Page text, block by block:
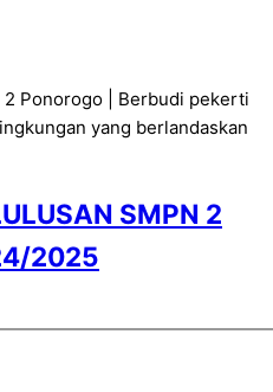
2 Ponorogo | Berbudi pekerti
yang berlandaskan
SMPN 2
2025